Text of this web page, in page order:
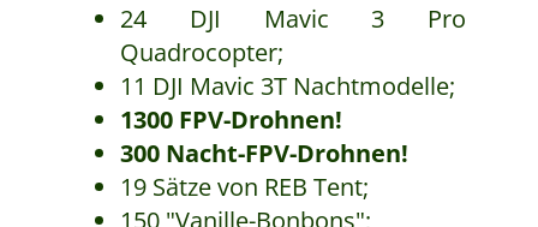
24 DJI Mavic 3 Pro
Quadrocopter;
11 DJI Mavic 3T Nachtmodelle;
1300 FPV-Drohnen!
300 Nacht-FPV-Drohnen!
19 Sätze von REB Tent;
150 "Vanille-Bonbons";